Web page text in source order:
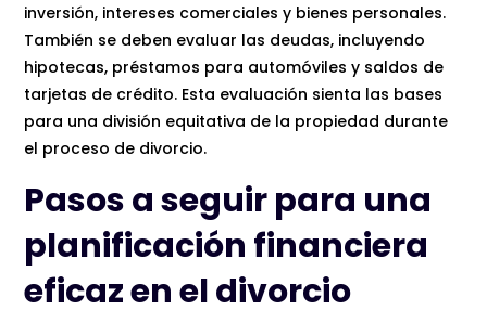
inversión, intereses comerciales y bienes personales.
También se deben evaluar las deudas, incluyendo
hipotecas, préstamos para automóviles y saldos de
tarjetas de crédito. Esta evaluación sienta las bases
para una división equitativa de la propiedad durante
el proceso de divorcio.
Pasos a seguir para una
planificación financiera
eficaz en el divorcio